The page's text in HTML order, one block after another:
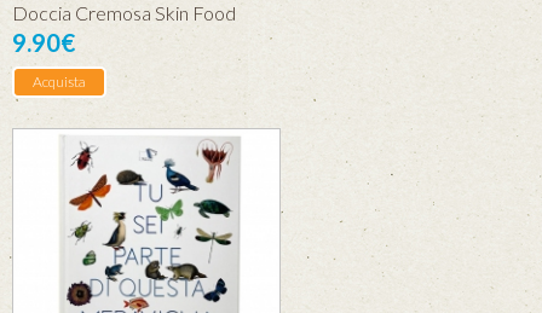
Doccia Cremosa Skin Food
9.90€
Acquista